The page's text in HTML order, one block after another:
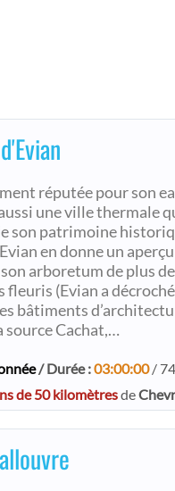
réputée pour son
une ville thermale
son patrimoine
en donne un
arboretum de plus
fleuris (Evian a
bâtiments
source Cachat,…
/ Durée :03:00:00/
de 50 kilomètresde